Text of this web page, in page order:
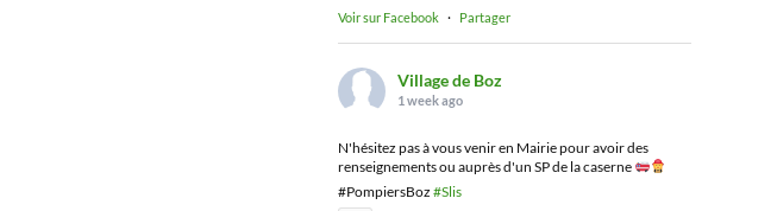
Voir sur Facebook · Partager
Village de Boz
1 week ago
N'hésitez pas à vous venir en Mairie pour avoir des
renseignements ou auprès d'un SP de la caserne
#PompiersBoz #Slis